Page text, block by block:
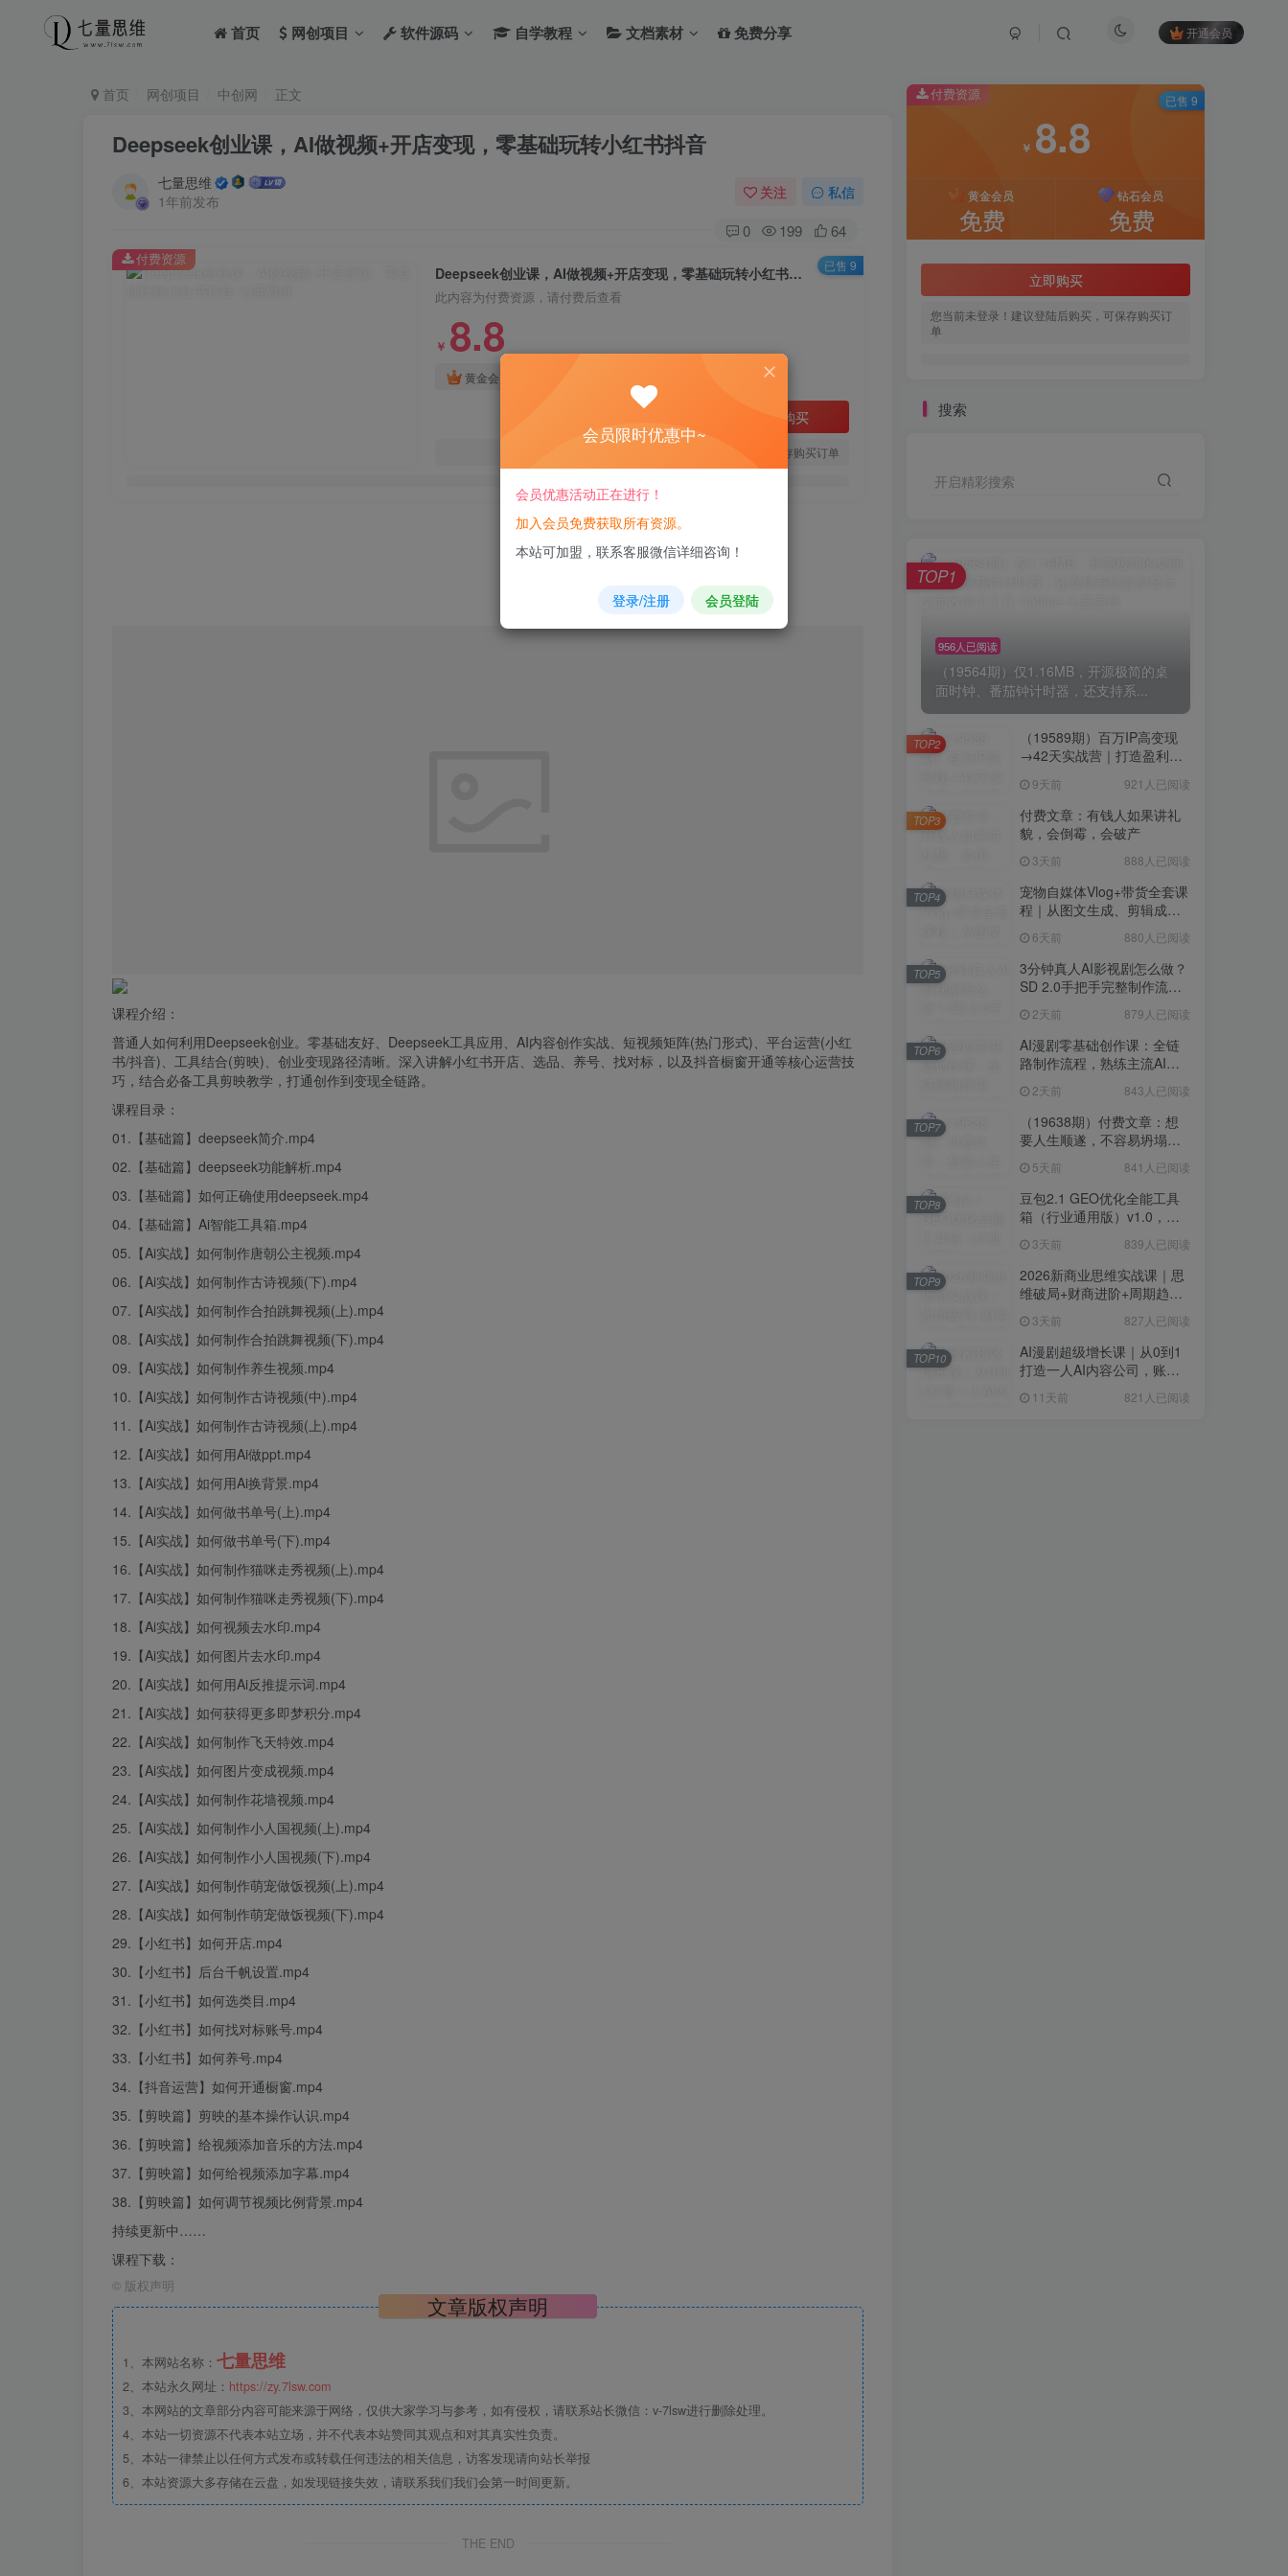
首页 网创项目 软件源码 自学教程 文档素材 免费分享 开通会员
首页 网创项目 中创网 正文
Deepseek创业课，AI做视频+开店变现，零基础玩转小红书抖音
七量思维
1年前发布
关注 私信
0 199 64
Deepseek创业课，AI做视频+开店变现，零基础玩转小红书抖音
此内容为付费资源，请付费后查看
￥ 8.8
黄金会员
立即购买
您当前未登录！建议登陆后购买，可保存购买订单
付费资源 已售 9
课程介绍：
普通人如何利用Deepseek创业。零基础友好、Deepseek工具应用、AI内容创作实战、短视频矩阵(热门形式)、平台运营(小红
书/抖音)、工具结合(剪映)、创业变现路径清晰。深入讲解小红书开店、选品、养号、找对标，以及抖音橱窗开通等核心运营技
巧，结合必备工具剪映教学，打通创作到变现全链路。
课程目录：
01.【基础篇】 deepseek简介.mp4
02.【基础篇】deepseek功能解析.mp4
03.【基础篇】如何正确使用deepseek.mp4
04.【基础篇】Ai智能工具箱.mp4
05.【Ai实战】如何制作唐朝公主视频.mp4
06.【Ai实战】如何制作古诗视频(下).mp4
07.【Ai实战】如何制作合拍跳舞视频(上).mp4
08.【Ai实战】如何制作合拍跳舞视频(下).mp4
09.【Ai实战】如何制作养生视频.mp4
10.【Ai实战】如何制作古诗视频(中).mp4
11.【Ai实战】如何制作古诗视频(上).mp4
12.【Ai实战】如何用Ai做ppt.mp4
13.【Ai实战】如何用Ai换背景.mp4
14.【Ai实战】如何做书单号(上).mp4
15.【Ai实战】如何做书单号(下).mp4
16.【Ai实战】如何制作猫咪走秀视频(上).mp4
17.【Ai实战】如何制作猫咪走秀视频(下).mp4
18.【Ai实战】如何视频去水印.mp4
19.【Ai实战】如何图片去水印.mp4
20.【Ai实战】如何用Ai反推提示词.mp4
21.【Ai实战】如何获得更多即梦积分.mp4
22.【Ai实战】如何制作飞天特效.mp4
23.【Ai实战】如何图片变成视频.mp4
24.【Ai实战】如何制作花墙视频.mp4
25.【Ai实战】如何制作小人国视频(上).mp4
26.【Ai实战】如何制作小人国视频(下).mp4
27.【Ai实战】如何制作萌宠做饭视频(上).mp4
28.【Ai实战】如何制作萌宠做饭视频(下).mp4
29.【小红书】如何开店.mp4
30.【小红书】后台千帆设置.mp4
31.【小红书】如何选类目.mp4
32.【小红书】如何找对标账号.mp4
33.【小红书】如何养号.mp4
34.【抖音运营】如何开通橱窗.mp4
35.【剪映篇】剪映的基本操作认识.mp4
36.【剪映篇】给视频添加音乐的方法.mp4
37.【剪映篇】如何给视频添加字幕.mp4
38.【剪映篇】如何调节视频比例背景.mp4
持续更新中……
课程下载：
© 版权声明
文章版权声明
1、本网站名称： 七量思维
2、本站永久网址： https://zy.7lsw.com
3、本网站的文章部分内容可能来源于网络，仅供大家学习与参考，如有侵权，请联系站长微信：v-7lsw进行删除处理。
4、本站一切资源不代表本站立场，并不代表本站赞同其观点和对其真实性负责。
5、本站一律禁止以任何方式发布或转载任何违法的相关信息，访客发现请向站长举报
6、本站资源大多存储在云盘，如发现链接失效，请联系我们我们会第一时间更新。
THE END
付费资源
￥ 8.8
黄金会员
免费
钻石会员
免费
立即购买
您当前未登录！建议登陆后购买，可保存购买订
单
已售 9
搜索
开启精彩搜索
956人已阅读
（19564期）仅1.16MB，开源极简的桌
面时钟、番茄钟计时器，还支持系...
TOP1
（19589期）百万IP高变现
→42天实战营｜打造盈利赚
域转化批量成交积累客户案
例
9天前 921人已阅读
TOP2
付费文章：有钱人如果讲礼
貌，会倒霉，会破产
3天前 888人已阅读
TOP3
宠物自媒体Vlog+带货全套课
程｜从图文生成、剪辑成片
6天前 880人已阅读
TOP4
3分钟真人AI影视剧怎么做？
SD 2.0手把手完整制作流程
无限生成
2天前 879人已阅读
TOP5
AI漫剧零基础创作课：全链
路制作流程，熟练主流AI工
2天前 843人已阅读
TOP6
（19638期）付费文章：想
要人生顺遂，不容易坍塌，
5天前 841人已阅读
TOP7
豆包2.1 GEO优化全能工具
箱（行业通用版）v1.0，会
景 3天前 839人已阅读
TOP8
2026新商业思维实战课｜思
维破局+财商进阶+周期趋势
度解析全体系
3天前 827人已阅读
TOP9
AI漫剧超级增长课｜从0到1
打造一人AI内容公司，账号
流程实战
11天前 821人已阅读
TOP10
会员限时优惠中~
会员优惠活动正在进行！
加入会员免费获取所有资源。
本站可加盟，联系客服微信详细咨询！
登录/注册 会员登陆